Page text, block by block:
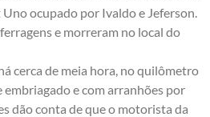
ocupado por Ivaldo e Jeferson.
e morreram no local do
cerca de meia hora, no quilômetro
e com arranhões por
dão conta de que o motorista da